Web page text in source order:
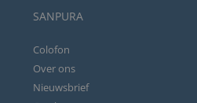
SANPURA
Colofon
Over ons
Nieuwsbrief